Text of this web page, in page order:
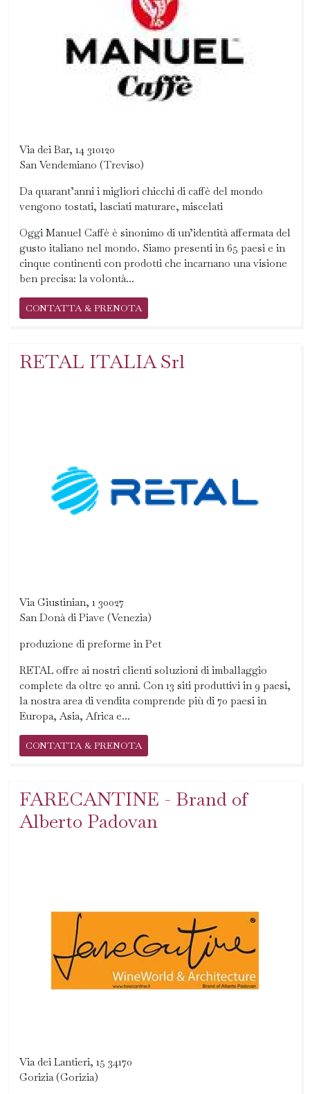
Via dei Bar, 14 310120
San Vendemiano (Treviso)
Da quarant’anni i migliori chicchi di caffè del mondo
vengono tostati, lasciati maturare, miscelati
Oggi Manuel Caffè è sinonimo di un’identità affermata del
gusto italiano nel mondo. Siamo presenti in 65 paesi e in
cinque continenti con prodotti che incarnano una visione
ben precisa: la volontà...
CONTATTA & PRENOTA
RETAL ITALIA Srl
Via Giustinian, 1 30027
San Donà di Piave (Venezia)
produzione di preforme in Pet
RETAL offre ai nostri clienti soluzioni di imballaggio
complete da oltre 20 anni. Con 13 siti produttivi in 9 paesi,
la nostra area di vendita comprende più di 70 paesi in
Europa, Asia, Africa e...
CONTATTA & PRENOTA
FARECANTINE - Brand of
Alberto Padovan
Via dei Lantieri, 15 34170
Gorizia (Gorizia)